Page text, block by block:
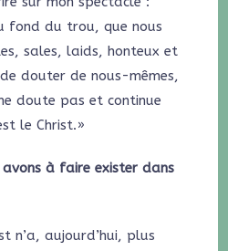
fond du trou, que nous
sales, laids, honteux et
douter de nous-mêmes,
doute pas et continue
le Christ.»
avons à faire exister dans
n’a, aujourd’hui, plus